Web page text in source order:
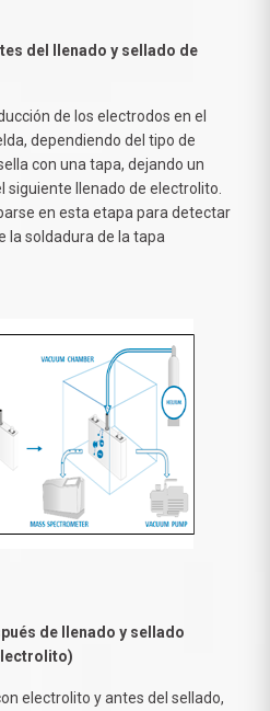
del llenado y sellado de
de los electrodos en el
dependiendo del tipo de
con una tapa, dejando un
siguiente llenado de electrolito.
en esta etapa para detectar
la soldadura de la tapa
de llenado y sellado
electrolito y antes del sellado,